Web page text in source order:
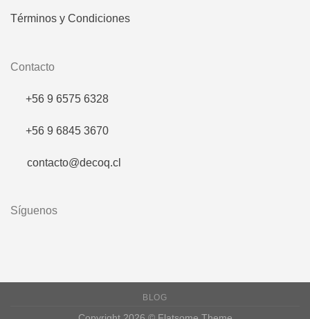
Términos y Condiciones
Contacto
+56 9 6575 6328
+56 9 6845 3670
contacto@decoq.cl
Síguenos
BLOG